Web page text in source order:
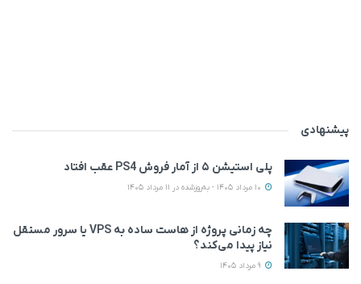
پیشنهادی
پلی استیشن ۵ از آمار فروش PS4 عقب افتاد
چه زمانی پروژه از هاست ساده به VPS یا سرور مستقل
نیاز پیدا می‌کند؟